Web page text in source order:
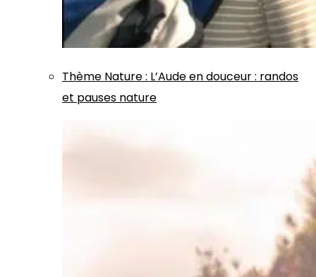
Thème Nature: L’Aude en douceur : randos
et pauses nature